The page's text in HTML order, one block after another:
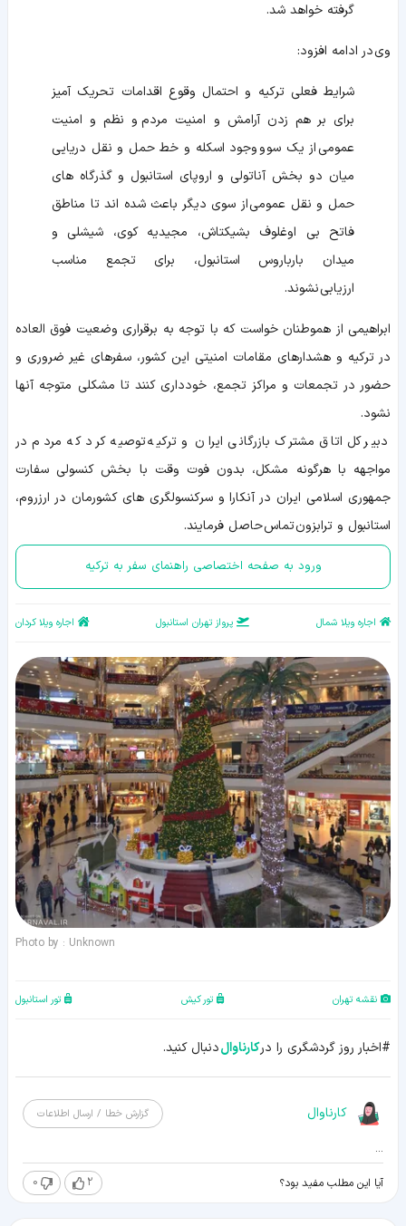
گرفته خواهد شد.
وی در ادامه افزود:
شرایط فعلی ترکیه و احتمال وقوع اقدامات تحریک آمیز
برای بر هم زدن آرامش و امنیت مردم و نظم و امنیت
عمومی از یک سو و وجود اسکله و خط حمل و نقل دریایی
میان دو بخش آناتولی و اروپای استانبول و گذرگاه های
حمل و نقل عمومی از سوی دیگر باعث شده اند تا مناطق
فاتح بی اوغلوف بشیکتاش، مجیدیه کوی، شیشلی و
میدان بارباروس استانبول، برای تجمع مناسب
ارزیابی نشوند.
ابراهیمی از هموطنان خواست که با توجه به برقراری وضعیت فوق العاده
در ترکیه و هشدارهای مقامات امنیتی این کشور، سفرهای غیر ضروری و
حضور در تجمعات و مراکز تجمع، خودداری کنند تا مشکلی متوجه آنها
نشود.
دبیر کل اتاق مشترک بازرگانی ایران و ترکیه توصیه کرد که مردم در
مواجهه با هرگونه مشکل، بدون فوت وقت با بخش کنسولی سفارت
جمهوری اسلامی ایران در آنکارا و سرکنسولگری های کشورمان در ارزروم،
استانبول و ترابزون تماس حاصل فرمایند.
ورود به صفحه اختصاصی راهنمای سفر به ترکیه
اجاره ویلا شمال پرواز تهران استانبول اجاره ویلا کردان
Photo by : Unknown
نقشه تهران تور کیش تور استانبول
#اخبار روز گردشگری را درکارناوالدنبال کنید.
کارناوال گزارش خطا / ارسال اطلاعات
...
آیا این مطلب مفید بود؟ 2
0